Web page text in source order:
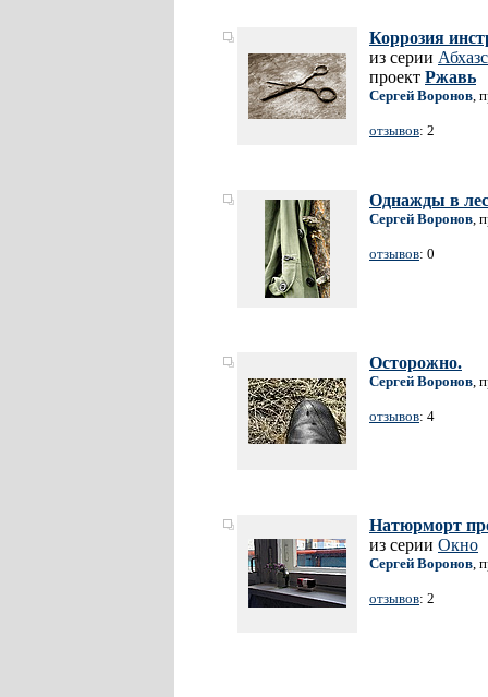
Коррозия
из серии
проект Ржавь
Сергей Воронов,
отзывов: 2
Однажды в
Сергей Воронов,
отзывов: 0
Осторожно.
Сергей Воронов,
отзывов: 4
Натюрморт
из серии Окно
Сергей Воронов,
отзывов: 2